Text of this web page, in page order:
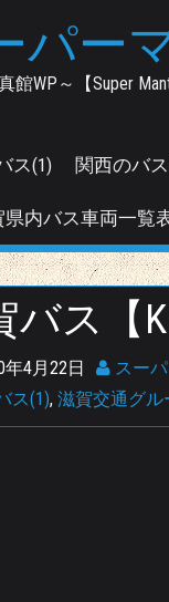
パー
館WP～【Super
ス(1) 関西のバ
県内バス車両一覧
バス【
年4月22日
スー
ス(1), 滋賀交通グル